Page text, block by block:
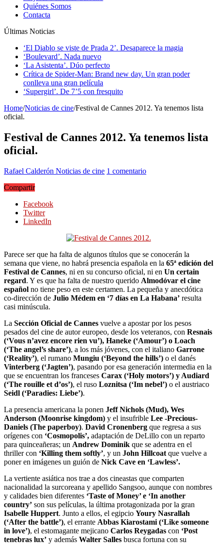
Quiénes Somos
Contacta
Últimas Noticias
‘El Diablo se viste de Prada 2’. Desaparece la magia
‘Boulevard’. Nada nuevo
‘La Asistenta’. Dúo perfecto
Crítica de Spider-Man: Brand new day. Un gran poder
conlleva una gran película
‘Supergirl’. De 7’5 con fresquito
Home/Noticias de cine/Festival de Cannes 2012. Ya tenemos lista
oficial.
Festival de Cannes 2012. Ya tenemos lista
oficial.
Rafael Calderón Noticias de cine 1 comentario
Compartir
Facebook
Twitter
LinkedIn
Parece ser que ha falta de algunos títulos que se conocerán la
semana que viene, no habrá presencia española en la 65ª edición del
Festival de Cannes, ni en su concurso oficial, ni en Un certain
regard. Y es que ha falta de nuestro querido Almodóvar el cine
español no tiene peso en este certamen. La pequeña y anecdótica
co-dirección de Julio Médem en ‘7 días en La Habana’ resulta
casi minúscula.
La Sección Oficial de Cannes vuelve a apostar por los pesos
pesados del cine de autor europeo, desde los veteranos, con Resnais
(‘Vous n’avez encore rien vu’), Haneke (‘Amour’) o Loach
(‘The angel’s share’), a los más jóvenes, con el italiano Garrone
(‘Reality’), el rumano Mungiu (‘Beyond the hills’) o el danés
Vinterberg (‘Jagten’), pasando por esa generación intermedia en la
que se encuentran los franceses Carax (‘Holy motors’) y Audiard
(‘The rouille et d’os’), el ruso Loznitsa (‘Im nebel’) o el austriaco
Seidl (‘Paradies: Liebe’).
La presencia americana la ponen Jeff Nichols (Mud), Wes
Anderson (Moonrise kingdom) y el insufrible Lee -Precious-
Daniels (The paperboy). David Cronenberg que regresa a sus
orígenes con ‘Cosmopolis’, adaptación de DeLillo con un reparto
para quinceañeras; un Andrew Dominik que se adentra en el
thriller con ‘Killing them softly’, y un John Hillcoat que vuelve a
poner en imágenes un guión de Nick Cave en ‘Lawless’.
La vertiente asiática nos trae a dos cineastas que comparten
nacionalidad la surcoreana y apellido Sangsoo, aunque con nombres
y calidades bien diferentes ‘Taste of Money’ e ‘In another
country’ son sus películas, la última protagonizada por la gran
Isabelle Huppert. Junto a ellos, el egipcio Youry Nasrallah
(‘After the battle’), el errante Abbas Kiarostami (‘Like someone
in love’), el estomagante mejicano Carlos Reygadas con ‘Post
tenebras lux’ y además Walter Salles busca fortuna con su